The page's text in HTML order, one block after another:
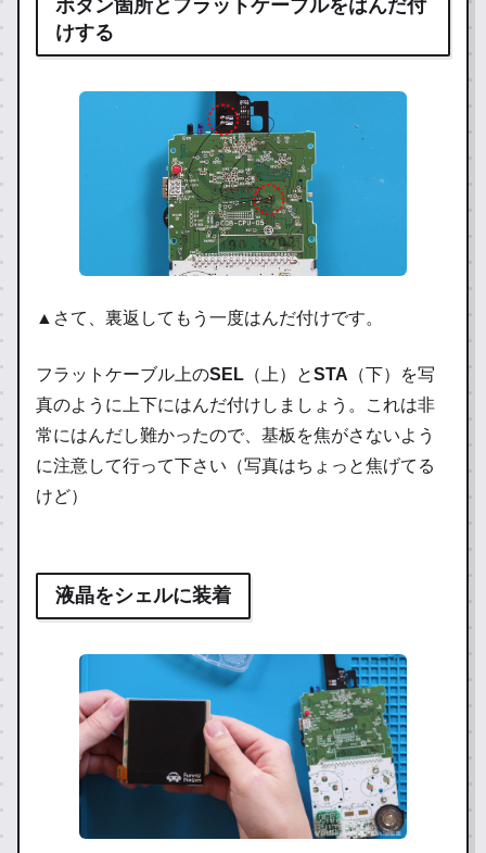
ボタン箇所とフラットケーブルをはんだ付
けする
▲さて、裏返してもう一度はんだ付けです。
フラットケーブル上のSEL （上）とSTA （下）を写
真のように上下にはんだ付けしましょう。これは非
常にはんだし難かったので、基板を焦がさないよう
に注意して行って下さい（写真はちょっと焦げてる
けど）
液晶をシェルに装着